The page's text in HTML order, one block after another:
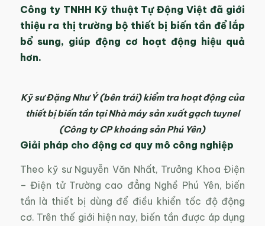
Công ty TNHH Kỹ thuật Tự Động Việt đã giới
thiệu ra thị trường bộ thiết bị biến tần để lắp
bổ sung, giúp động cơ hoạt động hiệu quả
hơn.
Kỹ sư Đặng Như Ý (bên trái) kiểm tra hoạt động của
thiết bị biến tần tại Nhà máy sản xuất gạch tuynel
(Công ty CP khoáng sản Phú Yên)
Giải pháp cho động cơ quy mô công nghiệp
Theo kỹ sư Nguyễn Văn Nhất, Trưởng Khoa Điện
– Điện tử Trường cao đẳng Nghề Phú Yên, biến
tần là thiết bị dùng để điều khiển tốc độ động
cơ. Trên thế giới hiện nay, biến tần được áp dụng